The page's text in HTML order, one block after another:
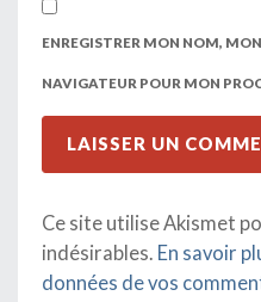
ENREGISTRER MON NOM,
NAVIGATEUR POUR MON
Ce site utilise Akismet
indésirables. En savoir
données de vos